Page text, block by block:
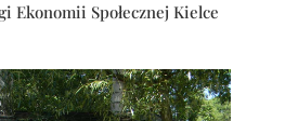
Ekonomii Społecznej Kielce